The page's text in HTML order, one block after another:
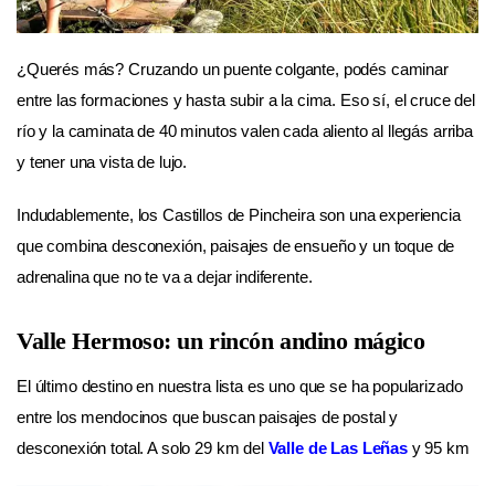
¿Querés más? Cruzando un puente colgante, podés caminar
entre las formaciones y hasta subir a la cima. Eso sí, el cruce del
río y la caminata de 40 minutos valen cada aliento al llegás arriba
y tener una vista de lujo.
Indudablemente, los Castillos de Pincheira son una experiencia
que combina desconexión, paisajes de ensueño y un toque de
adrenalina que no te va a dejar indiferente.
Valle Hermoso: un rincón andino mágico
El último destino en nuestra lista es uno que se ha popularizado
entre los mendocinos que buscan paisajes de postal y
desconexión total. A solo 29 km del Valle de Las Leñas y 95 km